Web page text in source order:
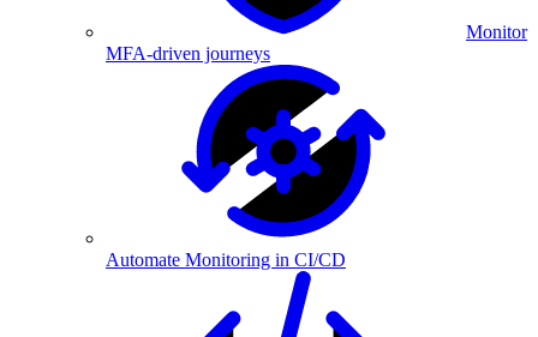
Monitor
MFA-driven journeys
Automate Monitoring in CI/CD